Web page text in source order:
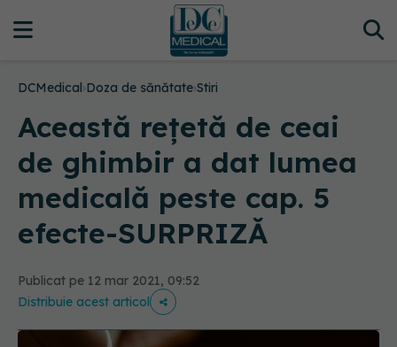
DCMedical›Doza de sănătate›Stiri
Această rețetă de ceai
de ghimbir a dat lumea
medicală peste cap. 5
efecte-SURPRIZĂ
Publicat pe 12 mar 2021, 09:52
Distribuie acest articol